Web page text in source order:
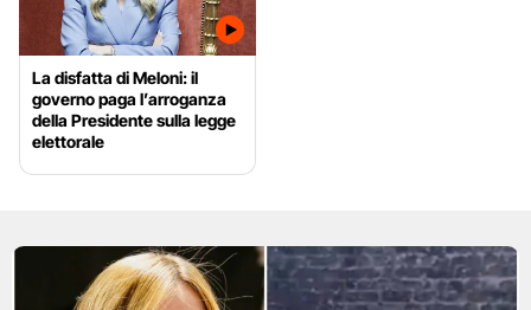
La disfatta di Meloni: il
governo paga l’arroganza
della Presidente sulla legge
elettorale